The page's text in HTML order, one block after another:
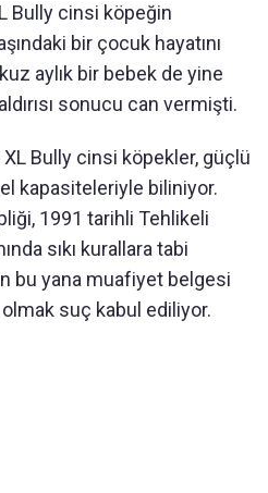
Bully cinsi köpeğin
bir çocuk hayatını
aylık bir bebek de yine
sonucu can vermişti.
Bully cinsi köpekler, güçlü
kapasiteleriyle biliniyor.
1991 tarihli Tehlikeli
sıkı kurallara tabi
bu yana muafiyet belgesi
suç kabul ediliyor.